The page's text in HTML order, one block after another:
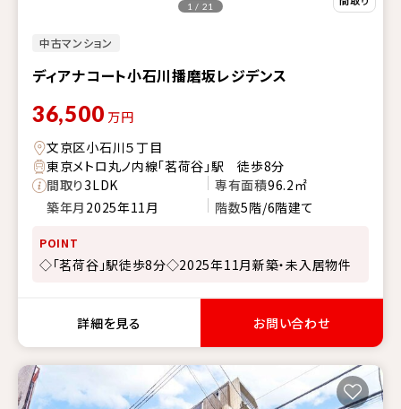
中古マンション
ディアナコート小石川播磨坂レジデンス
1 / 21
36,500 万円
文京区小石川５丁目
東京メトロ丸ノ内線「茗荷谷」駅 徒歩8分
間取り3LDK 専有面積96.2㎡
築年月 2025年11月 階数5階/6階建て
POINT
◇「茗荷谷」駅徒歩8分◇2025年11月新築・未入居物件
詳細を見る お問い合わせ